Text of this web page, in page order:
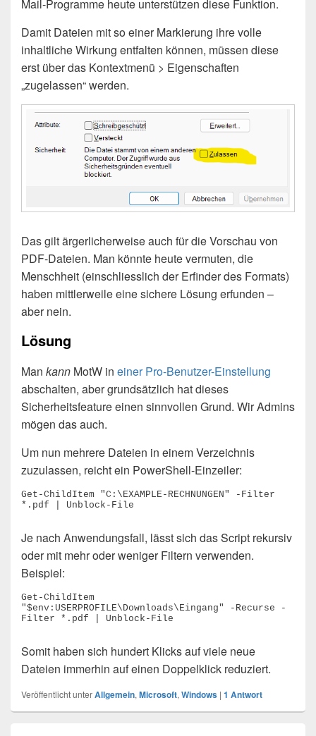
Mail-Programme heute unterstützen diese Funktion.
Damit Dateien mit so einer Markierung ihre volle
inhaltliche Wirkung entfalten können, müssen diese
erst über das Kontextmenü > Eigenschaften
„zugelassen“ werden.
Das gilt ärgerlicherweise auch für die Vorschau von
PDF-Dateien. Man könnte heute vermuten, die
Menschheit (einschliesslich der Erfinder des Formats)
haben mittlerweile eine sichere Lösung erfunden –
aber nein.
Lösung
Man kann MotW in einer Pro-Benutzer-Einstellung
abschalten, aber grundsätzlich hat dieses
Sicherheitsfeature einen sinnvollen Grund. Wir Admins
mögen das auch.
Um nun mehrere Dateien in einem Verzeichnis
zuzulassen, reicht ein PowerShell-Einzeiler:
Get-ChildItem "C:\EXAMPLE-RECHNUNGEN" -Filter
*.pdf | Unblock-File
Je nach Anwendungsfall, lässt sich das Script rekursiv
oder mit mehr oder weniger Filtern verwenden.
Beispiel:
Get-ChildItem
"$env:USERPROFILE\Downloads\Eingang" -Recurse -
Filter *.pdf | Unblock-File
Somit haben sich hundert Klicks auf viele neue
Dateien immerhin auf einen Doppelklick reduziert.
Veröffentlicht unterAllgemein, Microsoft, Windows | 1 Antwort